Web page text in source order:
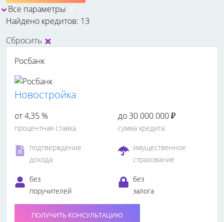
Все параметры
Найдено кредитов: 13
Сбросить
Росбанк
Новостройка
от 4,35 %
процентная ставка
до 30 000 000 ₽
сумма кредита
подтверждение
дохода
имущественное
страхование
без
поручителей
без
залога
ПОЛУЧИТЬ КОНСУЛЬТАЦИЮ